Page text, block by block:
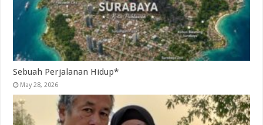
Sebuah Perjalanan Hidup*
May 28, 2026